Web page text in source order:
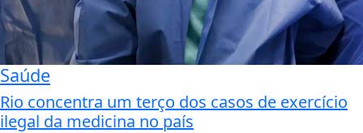
Saúde
Rio concentra um terço dos casos de exercício
ilegal da medicina no país